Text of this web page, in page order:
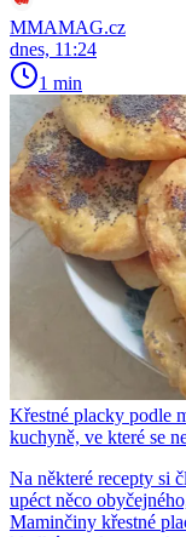
MMAMAG.cz
dnes, 11:24
1 min
Křestné placky podle
kuchyně, ve které se
Na některé recepty si
upéct něco
Maminčiny křestné